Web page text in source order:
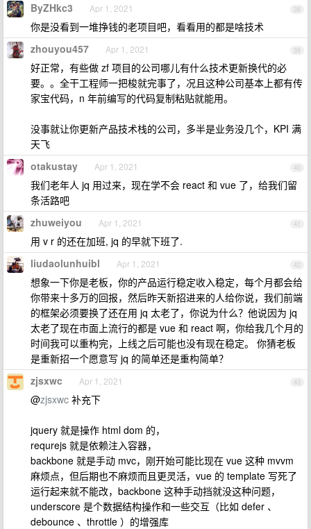
38
ByZHkc3 Apr 1, 2021
你是没看到一堆挣钱的老项目吧，看看用的都是啥技术
39
zhouyou457 Apr 1, 2021
好正常，有些做 zf 项目的公司哪儿有什么技术更新换代的必
要。。全干工程师一把梭就完事了，况且这种公司基本上都有传
家宝代码，n 年前编写的代码复制粘贴就能用。
没事就让你更新产品技术栈的公司，多半是业务没几个，KPI 满
天飞
40
otakustay Apr 1, 2021
我们老年人 jq 用过来，现在学不会 react 和 vue 了，给我们留
条活路吧
41
zhuweiyou Apr 1, 2021
用 v r 的还在加班, jq 的早就下班了.
42
liudaolunhuibl Apr 1, 2021
想象一下你是老板，你的产品运行稳定收入稳定，每个月都会给
你带来十多万的回报，然后昨天新招进来的人给你说，我们前端
的框架必须要换了还在用 jq 太老了，你说为什么？他说因为 jq
太老了现在市面上流行的都是 vue 和 react 啊，你给我几个月的
时间我可以重构完，上线之后可能也没有现在稳定。 你猜老板
是重新招一个愿意写 jq 的简单还是重构简单？
43
zjsxwc Apr 1, 2021
@zjsxwc 补充下
jquery 就是操作 html dom 的，
requrejs 就是依赖注入容器，
backbone 就是手动 mvc，刚开始可能比现在 vue 这种 mvvm
麻烦点，但后期也不麻烦而且更灵活，vue 的 template 写死了
运行起来就不能改，backbone 这种手动挡就没这种问题，
underscore 是个数据结构操作和一些交互（比如 defer 、
debounce 、throttle ）的增强库